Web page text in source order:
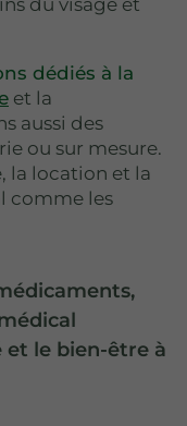
dédiés à la
et la
aussi des
ou sur mesure.
la location et la
comme les
et le bien-être à